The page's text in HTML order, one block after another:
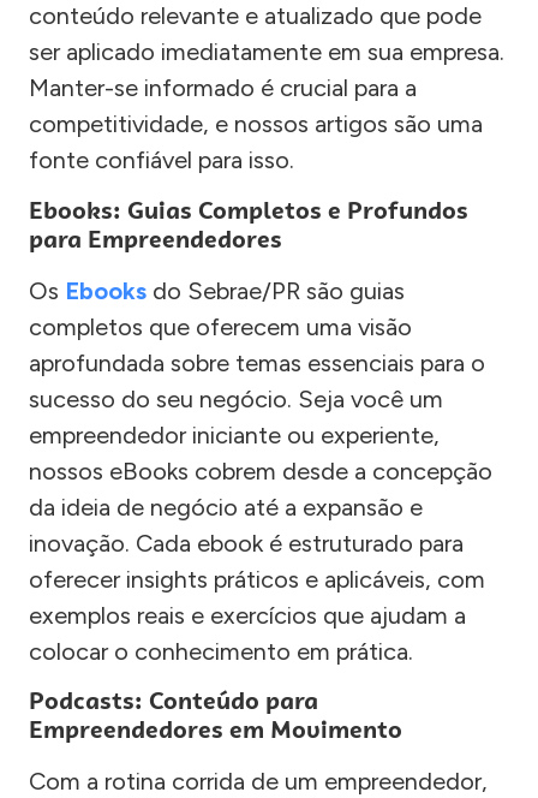
conteúdo relevante e atualizado que pode
ser aplicado imediatamente em sua empresa.
Manter-se informado é crucial para a
competitividade, e nossos artigos são uma
fonte confiável para isso.
Ebooks: Guias Completos e Profundos
para Empreendedores
Os Ebooks do Sebrae/PR são guias
completos que oferecem uma visão
aprofundada sobre temas essenciais para o
sucesso do seu negócio. Seja você um
empreendedor iniciante ou experiente,
nossos eBooks cobrem desde a concepção
da ideia de negócio até a expansão e
inovação. Cada ebook é estruturado para
oferecer insights práticos e aplicáveis, com
exemplos reais e exercícios que ajudam a
colocar o conhecimento em prática.
Podcasts: Conteúdo para
Empreendedores em Movimento
Com a rotina corrida de um empreendedor,